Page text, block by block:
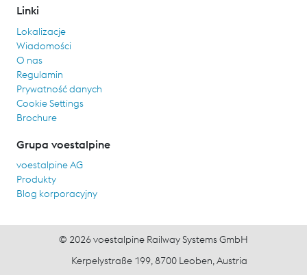
Linki
Lokalizacje
Wiadomości
O nas
Regulamin
Prywatność danych
Cookie Settings
Brochure
Grupa voestalpine
voestalpine AG
Produkty
Blog korporacyjny
© 2026 voestalpine Railway Systems GmbH
Kerpelystraße 199, 8700 Leoben, Austria